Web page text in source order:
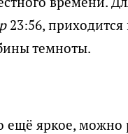
23:56, приходится
темноты.
ещё яркое, можно